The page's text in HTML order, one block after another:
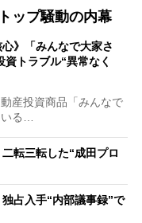
ップ騒動の内幕
心》「みんなで大家さ
トラブル“異常なく
産投資商品「みんなで
いる…
転三転した“成田プロ
占入手“内部議事録”で